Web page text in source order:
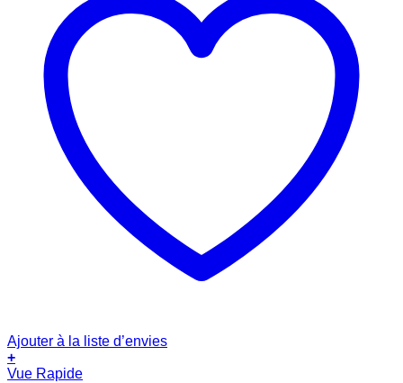
Ajouter à la liste d’envies
+
Vue Rapide